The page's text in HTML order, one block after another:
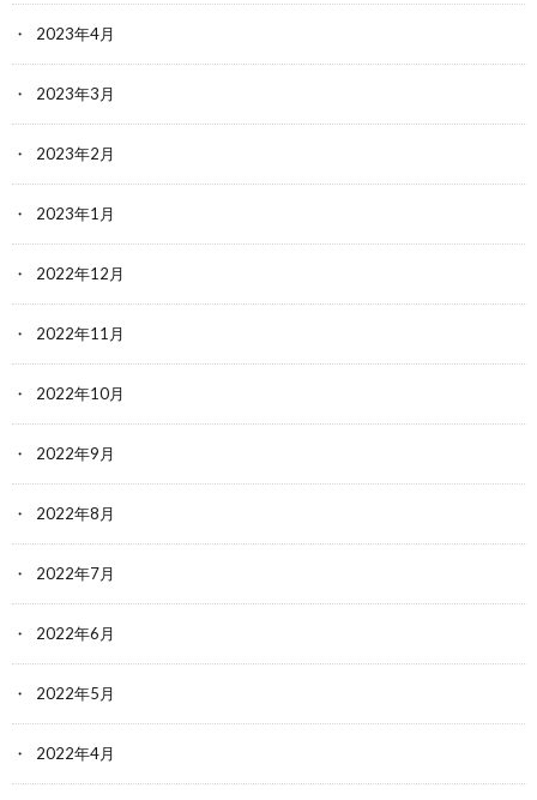
2023年4月
2023年3月
2023年2月
2023年1月
2022年12月
2022年11月
2022年10月
2022年9月
2022年8月
2022年7月
2022年6月
2022年5月
2022年4月